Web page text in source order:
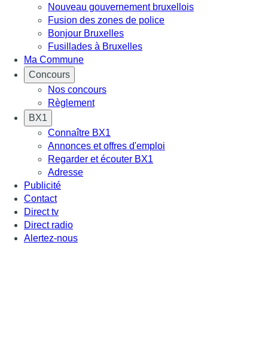
Nouveau gouvernement bruxellois
Fusion des zones de police
Bonjour Bruxelles
Fusillades à Bruxelles
Ma Commune
Concours
Nos concours
Règlement
BX1
Connaître BX1
Annonces et offres d'emploi
Regarder et écouter BX1
Adresse
Publicité
Contact
Direct tv
Direct radio
Alertez-nous